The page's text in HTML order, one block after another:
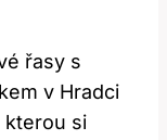
řasy s
v Hradci
kterou si